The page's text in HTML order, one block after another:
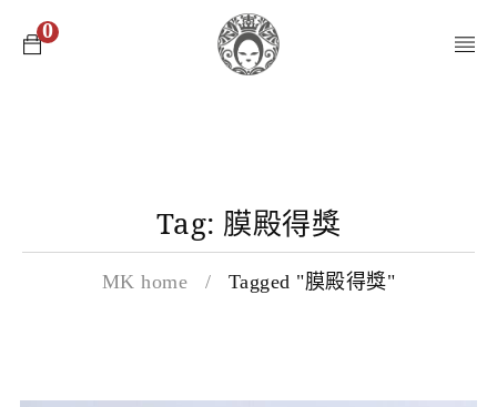
0
Tag: 膜殿得獎
MK home / Tagged "膜殿得獎"